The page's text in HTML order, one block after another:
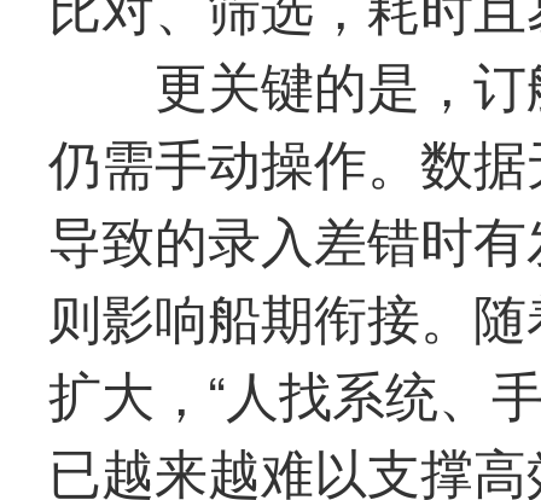
更关键的是，
仍需手动操作。数
导致的录入差错时
则影响船期衔接。
扩大，“人找系统、
已越来越难以支撑